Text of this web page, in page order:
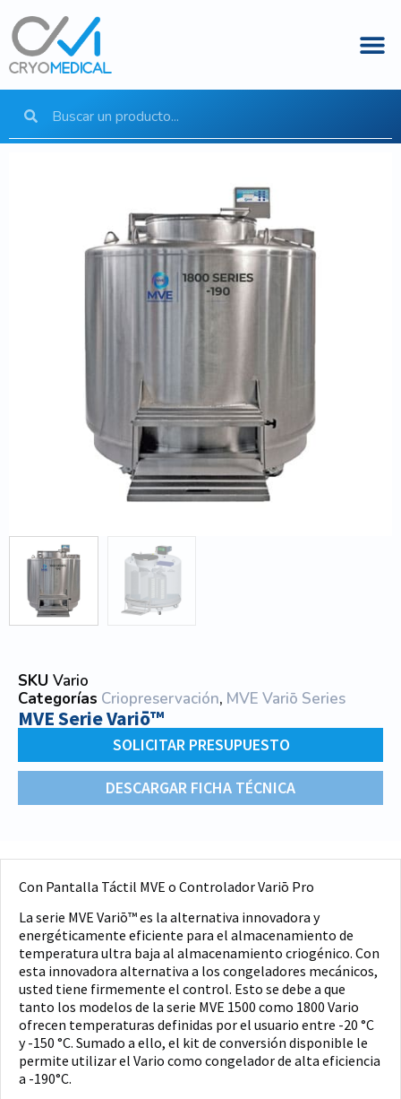
SKU Vario
Categorías Criopreservación, MVE Variō Series
MVE Serie Variō™
SOLICITAR PRESUPUESTO
DESCARGAR FICHA TÉCNICA
Con Pantalla Táctil MVE o Controlador Variō Pro
La serie MVE Variō™ es la alternativa innovadora y
energéticamente eficiente para el almacenamiento de
temperatura ultra baja al almacenamiento criogénico. Con
esta innovadora alternativa a los congeladores mecánicos,
usted tiene firmemente el control. Esto se debe a que
tanto los modelos de la serie MVE 1500 como 1800 Vario
ofrecen temperaturas definidas por el usuario entre -20 °C
y -150 °C. Sumado a ello, el kit de conversión disponible le
permite utilizar el Vario como congelador de alta eficiencia
a -190°C.